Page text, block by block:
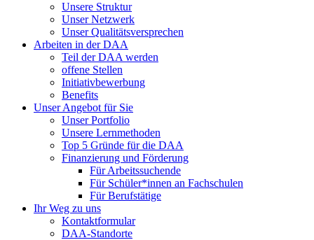
Unsere Struktur
Unser Netzwerk
Unser Qualitätsversprechen
Arbeiten in der DAA
Teil der DAA werden
offene Stellen
Initiativbewerbung
Benefits
Unser Angebot für Sie
Unser Portfolio
Unsere Lernmethoden
Top 5 Gründe für die DAA
Finanzierung und Förderung
Für Arbeitssuchende
Für Schüler*innen an Fachschulen
Für Berufstätige
Ihr Weg zu uns
Kontaktformular
DAA-Standorte